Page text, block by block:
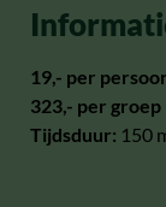
19,- per
323,- per groep
Tijdsduur: 150